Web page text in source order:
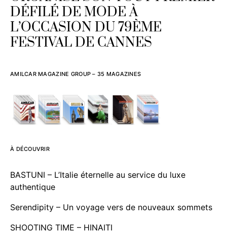
DÉFILÉ DE MODE À
L’OCCASION DU 79ÈME
FESTIVAL DE CANNES
AMILCAR MAGAZINE GROUP – 35 MAGAZINES
À DÉCOUVRIR
BASTUNI – L’Italie éternelle au service du luxe
authentique
Serendipity – Un voyage vers de nouveaux sommets
SHOOTING TIME – HINAITI